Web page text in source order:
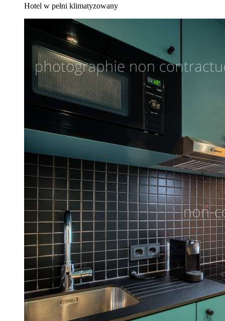
Hotel w pełni klimatyzowany